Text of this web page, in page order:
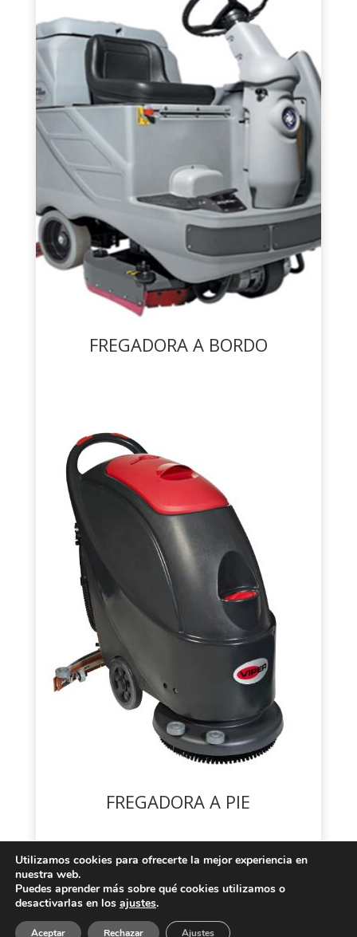
FREGADORA A BORDO
FREGADORA A PIE
2019 © Limapark Multiservicios S.L -
Utilizamos cookies para ofrecerte la mejor experiencia en
nuestra web.
Puedes aprender más sobre qué cookies utilizamos o
desactivarlas en los ajustes.
Aceptar Rechazar Ajustes